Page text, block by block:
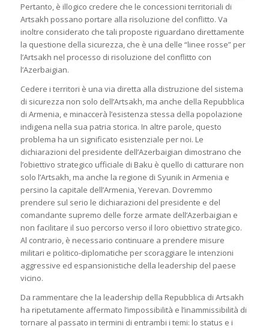
Pertanto, è illogico credere che le concessioni territoriali di
Artsakh possano portare alla risoluzione del conflitto. Va
inoltre considerato che tali proposte riguardano direttamente
la questione della sicurezza, che è una delle “linee rosse” per
l’Artsakh nel processo di risoluzione del conflitto con
l’Azerbaigian.
Cedere i territori è una via diretta alla distruzione del sistema
di sicurezza non solo dell’Artsakh, ma anche della Repubblica
di Armenia, e minaccerà l’esistenza stessa della popolazione
indigena nella sua patria storica. In altre parole, questo
problema ha un significato esistenziale per noi. Le
dichiarazioni del presidente dell’Azerbaigian dimostrano che
l’obiettivo strategico ufficiale di Baku è quello di catturare non
solo l’Artsakh, ma anche la regione di Syunik in Armenia e
persino la capitale dell’Armenia, Yerevan. Dovremmo
prendere sul serio le dichiarazioni del presidente e del
comandante supremo delle forze armate dell’Azerbaigian e
non facilitare il suo percorso verso il loro obiettivo strategico.
Al contrario, è necessario continuare a prendere misure
militari e politico-diplomatiche per scoraggiare le intenzioni
aggressive ed espansionistiche della leadership del paese
vicino.
Da rammentare che la leadership della Repubblica di Artsakh
ha ripetutamente affermato l’impossibilità e l’inammissibilità di
tornare al passato in termini di entrambi i temi: lo status e i